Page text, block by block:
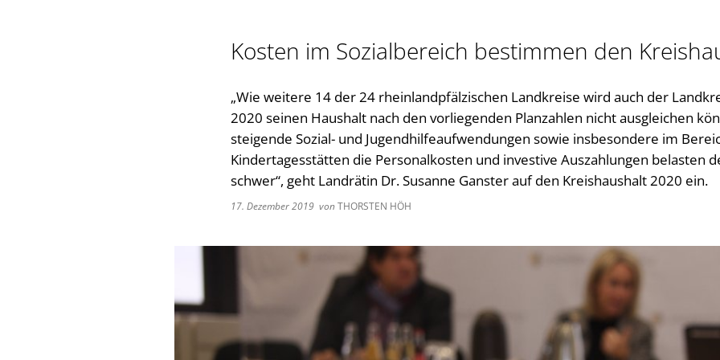
Öffnungszeiten
Kosten im Sozialbereich bestimmen den
„Wie weitere 14 der 24 rheinlandpfälzischen Landkreise wird auch der
2020 seinen Haushalt nach den vorliegenden Planzahlen nicht ausgleichen
steigende Sozial- und Jugendhilfeaufwendungen sowie insbesondere im
Kindertagesstätten die Personalkosten und investive Auszahlungen belasten
schwer“, geht Landrätin Dr. Susanne Ganster auf den Kreishaushalt 2020 ein.
17. Dezember 2019 vonTHORSTEN HÖH